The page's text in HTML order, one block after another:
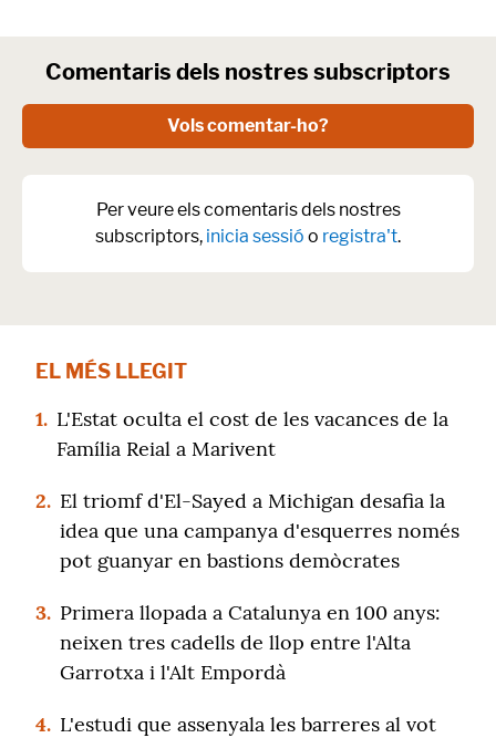
Comentaris dels nostres subscriptors
Vols comentar-ho?
Per veure els comentaris dels nostres
subscriptors, inicia sessió o registra't.
EL MÉS LLEGIT
1. L'Estat oculta el cost de les vacances de la
Família Reial a Marivent
2. El triomf d'El-Sayed a Michigan desafia la
idea que una campanya d'esquerres només
pot guanyar en bastions demòcrates
3. Primera llopada a Catalunya en 100 anys:
neixen tres cadells de llop entre l'Alta
Garrotxa i l'Alt Empordà
4. L'estudi que assenyala les barreres al vot